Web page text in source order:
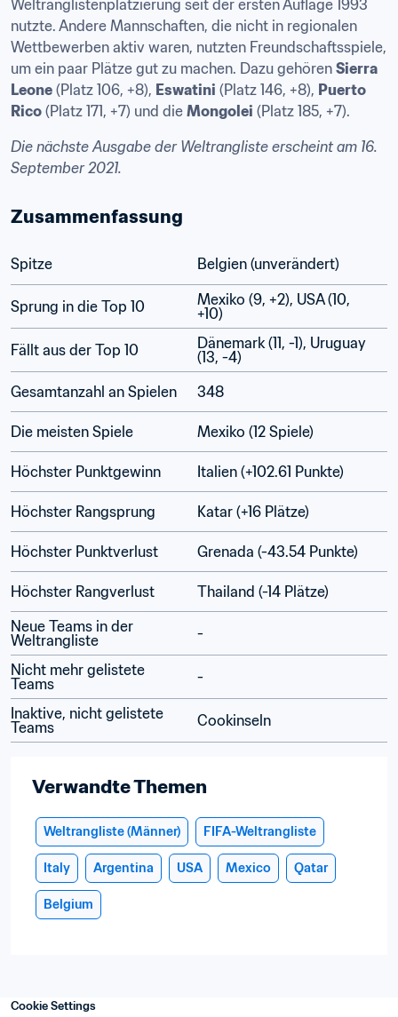
Weltranglistenplatzierung seit der ersten Auflage 1993
nutzte. Andere Mannschaften, die nicht in regionalen
Wettbewerben aktiv waren, nutzten Freundschaftsspiele,
um ein paar Plätze gut zu machen. Dazu gehören Sierra
Leone (Platz 106, +8), Eswatini (Platz 146, +8), Puerto
Rico (Platz 171, +7) und die Mongolei (Platz 185, +7).
Die nächste Ausgabe der Weltrangliste erscheint am 16.
September 2021.
Zusammenfassung
Spitze Belgien (unverändert)
Sprung in die Top 10
Mexiko (9, +2), USA (10,
+10)
Fällt aus der Top 10
Dänemark (11, -1), Uruguay
(13, -4)
Gesamtanzahl an Spielen
348
Die meisten Spiele Mexiko (12 Spiele)
Höchster Punktgewinn Italien (+102.61 Punkte)
Höchster Rangsprung Katar (+16 Plätze)
Höchster Punktverlust Grenada (-43.54 Punkte)
Höchster Rangverlust
Thailand (-14 Plätze)
Neue Teams in der
Weltrangliste
-
Nicht mehr gelistete
Teams
-
Inaktive, nicht gelistete
Teams
Cookinseln
Verwandte Themen
Weltrangliste (Männer) FIFA-Weltrangliste
Italy Argentina USA Mexico Qatar
Belgium
Cookie Settings